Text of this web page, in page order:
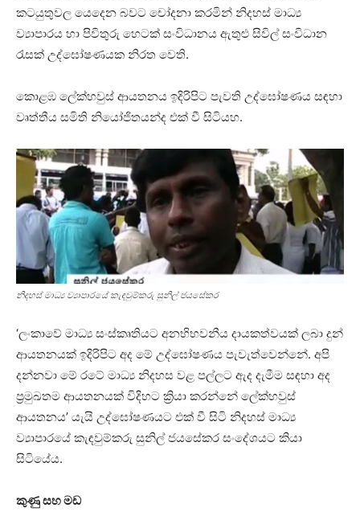
කටයුතුවල යෙදෙන බවට චෝදනා කරමින් නිදහස් මාධ්‍ය
ව්‍යාපාරය හා පිවිතුරු හෙටක් සංවිධානය ඇතුළු සිවිල් සංවිධාන
රැසක් උද්ඝෝෂණයක නිරත වෙති.
කොළඹ ලේක්හවුස් ආයතනය ඉදිරිපිට පැවති උද්ඝෝෂණය සඳහා
වෘත්තීය සමිති නියෝජිතයන්ද එක් වී සිටියහ.
නිදහස් මාධ්‍ය ව්‍යාපාරයේ කැඳවුම්කරු සුනිල් ජයසේකර
‘ලංකාවේ මාධ්‍ය සංස්කෘතියට අනභිභවනීය දායකත්වයක් ලබා දුන්
ආයතනයක් ඉදිරිපිට අද මේ උද්ඝෝෂණය පැවැත්වෙන්නේ. අපි
දන්නවා මේ රටේ මාධ්‍ය නිදහස වළ පල්ලට ඇද දැමීම සඳහා අද
ප්‍රමුඛතම ආයතනයක් විදිහට ක්‍රියා කරන්නේ ලේක්හවුස්
ආයතනය’ යැයි උද්ඝෝෂණයට එක් වී සිටි නිදහස් මාධ්‍ය
ව්‍යාපාරයේ කැඳවුම්කරු සුනිල් ජයසේකර සංදේශයට කියා
සිටියේය.
කුණු සහ මඩ